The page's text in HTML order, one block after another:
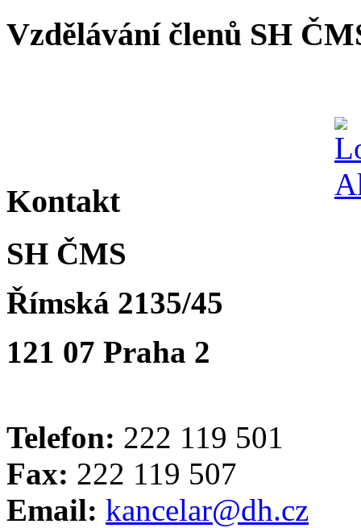
Vzdělávání členů SH
Kontakt
SH ČMS
Římská 2135/45
121 07 Praha 2
Telefon: 222 119 501
Fax: 222 119 507
Email: kancelar@dh.cz